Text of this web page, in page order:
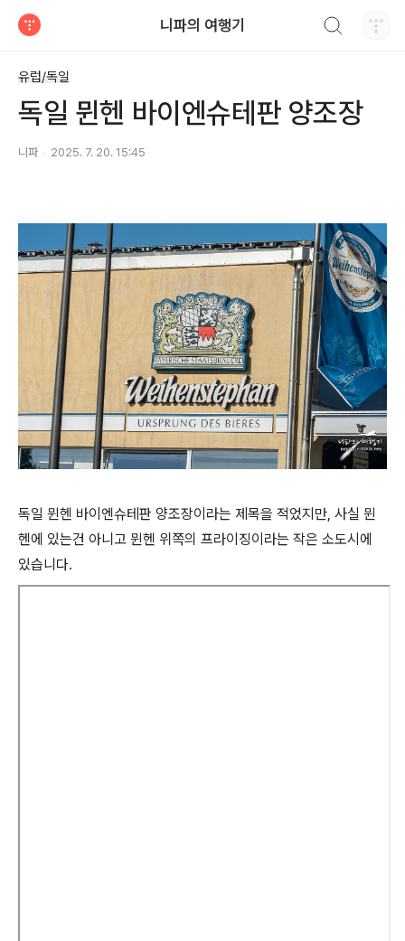
니파의 여행기
유럽/독일
독일 뮌헨 바이엔슈테판 양조장
니파 2025. 7. 20. 15:45
독일 뮌헨 바이엔슈테판 양조장이라는 제목을 적었지만, 사실 뮌
헨에 있는건 아니고 뮌헨 위쪽의 프라이징이라는 작은 소도시에
있습니다.